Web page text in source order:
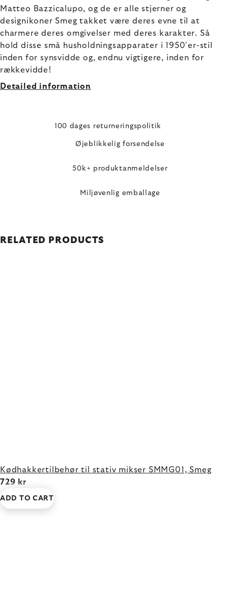
Matteo Bazzicalupo, og de er alle stjerner og
designikoner Smeg takket være deres evne til at
charmere deres omgivelser med deres karakter. Så
hold disse små husholdningsapparater i 1950'er-stil
inden for synsvidde og, endnu vigtigere, inden for
rækkevidde!
Detailed information
100 dages returneringspolitik
Øjeblikkelig forsendelse
50k+ produktanmeldelser
Miljøvenlig emballage
RELATED PRODUCTS
Kødhakkertilbehør til stativ mikser SMMG01, Smeg
729 kr
ADD TO CART